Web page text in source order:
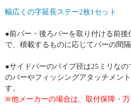
幅広くの字延長ステー2枚1セット
●前バー・後ろバーを取り付ける前
で、積載するものに応じてバーの間
●サイドバーのパイプ径は25ミリな
のバーやフィッシングアタッチメン
す。
※他メーカーの場合は、取付保障・